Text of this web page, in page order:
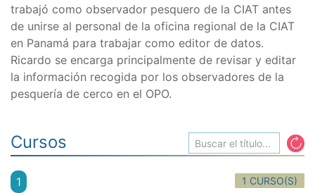
trabajó como observador pesquero de la CIAT antes
de unirse al personal de la oficina regional de la CIAT
en Panamá para trabajar como editor de datos.
Ricardo se encarga principalmente de revisar y editar
la información recogida por los observadores de la
pesquería de cerco en el OPO.
Cursos
1 1 CURSO(S)